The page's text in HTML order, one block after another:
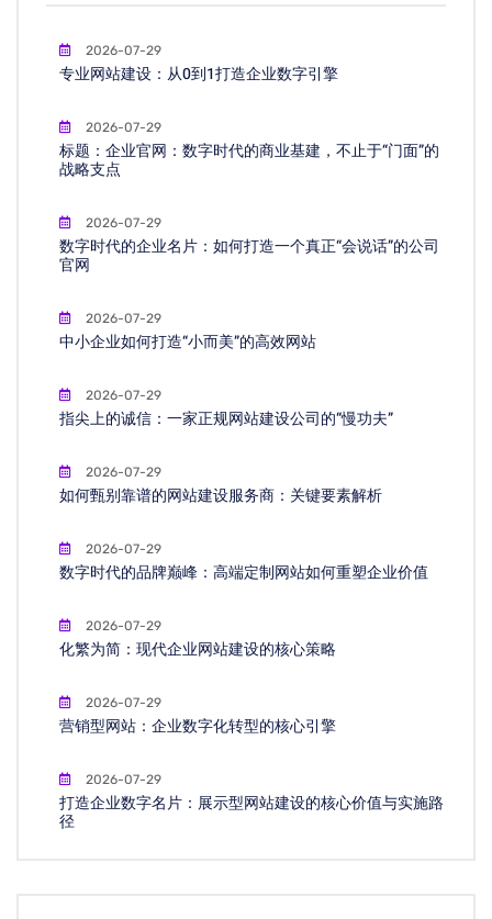
2026-07-29
专业网站建设：从0到1打造企业数字引擎
2026-07-29
标题：企业官网：数字时代的商业基建，不止于“门面”的
战略支点
2026-07-29
数字时代的企业名片：如何打造一个真正“会说话”的公司
官网
2026-07-29
中小企业如何打造“小而美”的高效网站
2026-07-29
指尖上的诚信：一家正规网站建设公司的“慢功夫”
2026-07-29
如何甄别靠谱的网站建设服务商：关键要素解析
2026-07-29
数字时代的品牌巅峰：高端定制网站如何重塑企业价值
2026-07-29
化繁为简：现代企业网站建设的核心策略
2026-07-29
营销型网站：企业数字化转型的核心引擎
2026-07-29
打造企业数字名片：展示型网站建设的核心价值与实施路
径